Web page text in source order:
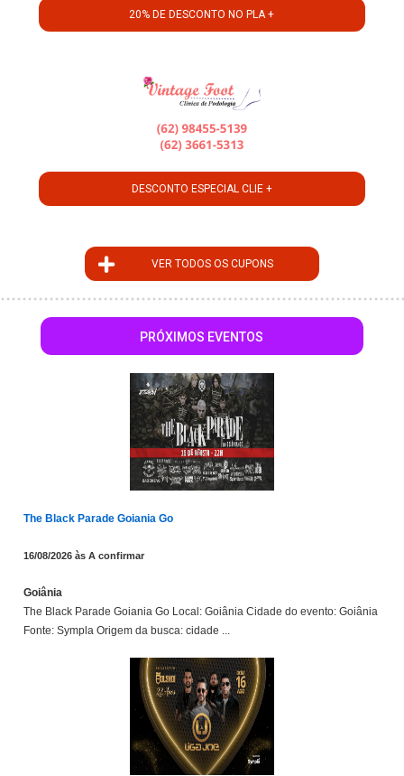
20% DE DESCONTO NO PLA +
DESCONTO ESPECIAL CLIE +
VER TODOS OS CUPONS
PRÓXIMOS EVENTOS
The Black Parade Goiania Go
16/08/2026 às A confirmar
Goiânia
The Black Parade Goiania Go Local: Goiânia Cidade do evento: Goiânia
Fonte: Sympla Origem da busca: cidade ...